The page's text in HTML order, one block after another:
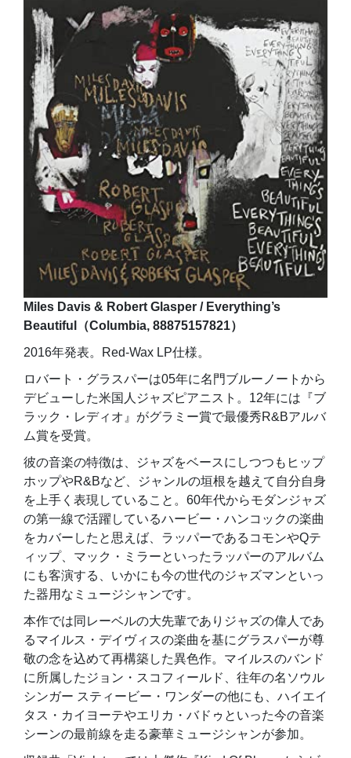
Miles Davis & Robert Glasper / Everything’s
Beautiful（Columbia, 88875157821）
2016年発表。Red-Wax LP仕様。
ロバート・グラスパーは05年に名門ブルーノートから
デビューした米国人ジャズピアニスト。12年には『ブ
ラック・レディオ』がグラミー賞で最優秀R&Bアルバ
ム賞を受賞。
彼の音楽の特徴は、ジャズをベースにしつつもヒップ
ホップやR&Bなど、ジャンルの垣根を越えて自分自身
を上手く表現していること。60年代からモダンジャズ
の第一線で活躍しているハービー・ハンコックの楽曲
をカバーしたと思えば、ラッパーであるコモンやQテ
ィップ、マック・ミラーといったラッパーのアルバム
にも客演する、いかにも今の世代のジャズマンといっ
た器用なミュージシャンです。
本作では同レーベルの大先輩でありジャズの偉人であ
るマイルス・デイヴィスの楽曲を基にグラスパーが尊
敬の念を込めて再構築した異色作。マイルスのバンド
に所属したジョン・スコフィールド、往年の名ソウル
シンガー スティービー・ワンダーの他にも、ハイエイ
タス・カイヨーテやエリカ・バドゥといった今の音楽
シーンの最前線を走る豪華ミュージシャンが参加。